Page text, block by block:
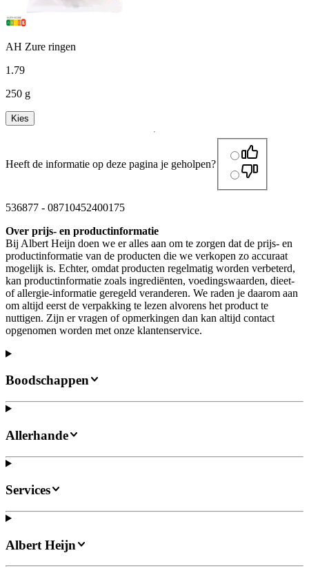
AH Zure ringen
1 .79
250 g
Kies
Heeft de informatie op deze pagina je geholpen?
536877 - 08710452400175
Over prijs- en productinformatie
Bij Albert Heijn doen we er alles aan om te zorgen dat de prijs- en
productinformatie van de producten die we verkopen zo accuraat
mogelijk is. Echter, omdat producten regelmatig worden verbeterd,
kan productinformatie zoals ingrediënten, voedingswaarden, dieet-
of allergie-informatie geregeld veranderen. We raden je daarom aan
om altijd eerst de verpakking te lezen alvorens het product te
nuttigen. Zijn er vragen of opmerkingen dan kan altijd contact
opgenomen worden met onze klantenservice.
Boodschappen
Allerhande
Services
Albert Heijn